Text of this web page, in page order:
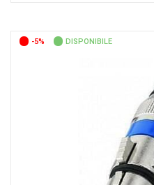
-5% DISPONIBILE